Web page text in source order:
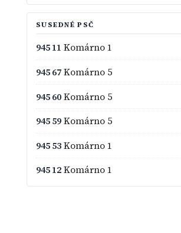
SUSEDNÉ PSČ
945 11 Komárno 1
945 67Komárno 5
945 60Komárno 5
945 59Komárno 5
945 53Komárno 1
945 12Komárno 1